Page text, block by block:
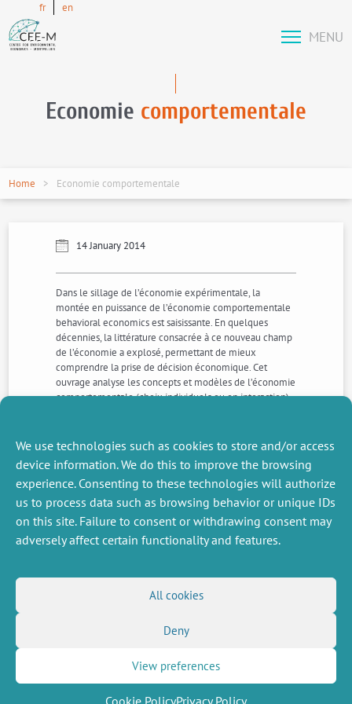
We use technologies such as cookies to store and/or access
device information. We do this to improve the browsing
experience. Consenting to these technologies will authorize
us to process data such as browsing behavior or unique IDs
on this site. Failure to consent or withdrawing consent may
adversely affect certain functionality and features.
All cookies
Deny
View preferences
Cookie PolicyPrivacy Policy
fr en
MENU
Economie comportementale
Home Economie comportementale
14 January 2014
Dans le sillage de l’économie expérimentale, la
montée en puissance de l’économie comportementale
behavioral economics est saisissante. En quelques
décennies, la littérature consacrée à ce nouveau champ
de l’économie a explosé, permettant de mieux
comprendre la prise de décision économique. Cet
ouvrage analyse les concepts et modèles de l’économie
comportementale (choix individuels ou en interaction).
comportementales
NEXT
NEWS
PREVIOUS
NEWS
MISCELLANEOUS
Legal Notice
FOLLOW US
Social networks
(Twitter)
Newsletter subscription